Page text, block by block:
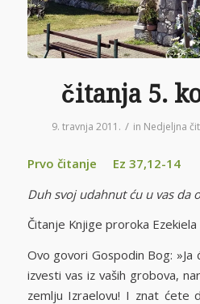
čitanja 5.
9. travnja 2011. / in Nedjeljna
Prvo čitanje Ez 37,12-14
Duh svoj udahnut ću u vas da
Čitanje Knjige proroka Ezekiela
Ovo govori Gospodin Bog:
izvesti vas iz vaših grobova,
zemlju Izraelovu! I znat ćete